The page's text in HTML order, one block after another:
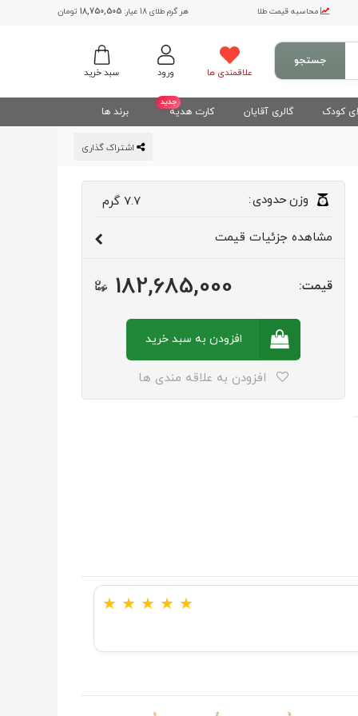
محاسبه قیمت طلا هر گرم طلای 18 عیار: 18,750,505 تومان
سبد خرید ورود علاقمندی ها
جستجو
کودک گالری آقایان کارت هدیه
جدید
برند ها
وزنحدودی:
7.7 گرم
مشاهده جزئیات قیمت
قیمت: 182,685,000
افزودن به سبدخرید
افزودن به علاقه مندی ها
★ ★ ★ ★ ★